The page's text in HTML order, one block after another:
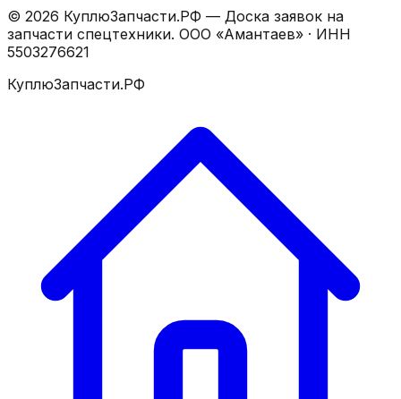
© 2026 КуплюЗапчасти.РФ — Доска заявок на
запчасти спецтехники. ООО «Амантаев» · ИНН
5503276621
КуплюЗапчасти.РФ